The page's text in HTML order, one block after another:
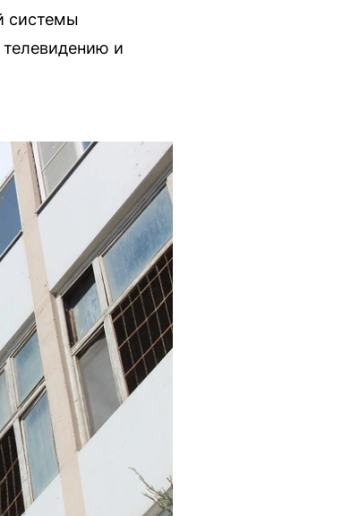
системы
и